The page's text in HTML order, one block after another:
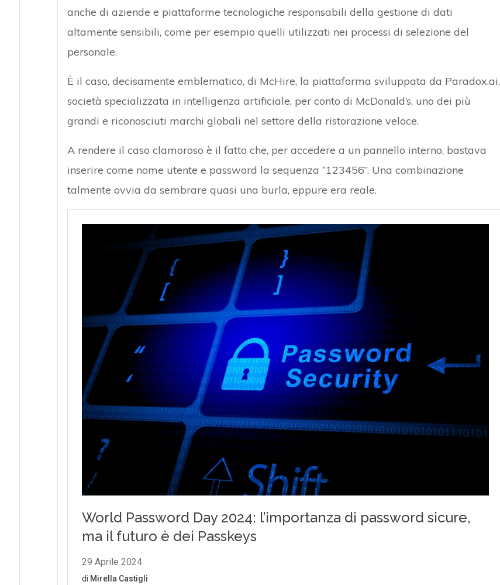
anche di aziende e piattaforme tecnologiche responsabili della gestione di dati
altamente sensibili, come per esempio quelli utilizzati nei processi di selezione del
personale.
È il caso, decisamente emblematico, di McHire, la piattaforma sviluppata da Paradox.ai,
società specializzata in intelligenza artificiale, per conto di McDonald’s, uno dei più
grandi e riconosciuti marchi globali nel settore della ristorazione veloce.
A rendere il caso clamoroso è il fatto che, per accedere a un pannello interno, bastava
inserire come nome utente e password la sequenza “123456”. Una combinazione
talmente ovvia da sembrare quasi una burla, eppure era reale.